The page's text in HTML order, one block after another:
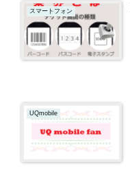
スマートフォン
UQmobile